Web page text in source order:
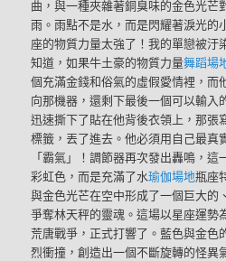
曲，與一種夾雜著銅臭味的金色光芒
雨。雨點不是水，而是閃耀著淚光的
座的物質力量太強了！我的單戀被汙
知道，如果牛土豪的物質力量舞蹈場
個充滿金錢和俗氣的虛假愛情裡，而
向那機器，還剩下最後一個可以輸入
迅速撕下了貼在他背後衣領上，那張
標籤，丟了進去。他必須用自己最真
「霸氣」！調節器再次發出轟鳴，
彩虹色，而是充滿了水瑜伽場地瓶座
與金色光芒在空中形成了一個巨大的
爭奪林天秤的靈魂。這場以星座運勢
荒唐戰爭，正式打響了。藍色與金色
烈衝撞，創造出一個不斷旋轉的怪異